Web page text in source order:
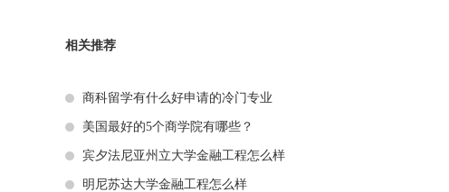
相关推荐
商科留学有什么好申请的冷门专业
美国最好的5个商学院有哪些？
宾夕法尼亚州立大学金融工程怎么样
明尼苏达大学金融工程怎么样